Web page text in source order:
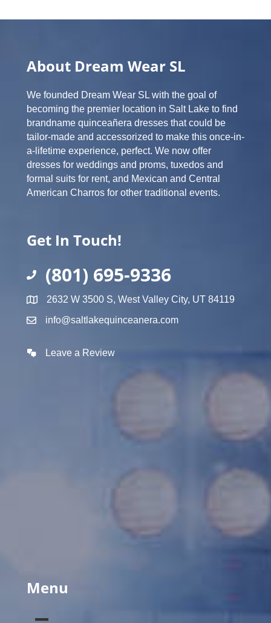
About Dream Wear SL
We founded Dream Wear SL with the goal of
becoming the premier location in Salt Lake to find
brandname quinceañera dresses that could be
tailor-made and accessorized to make this once-in-
a-lifetime experience, perfect. We now offer
dresses for weddings and proms, tuxedos and
formal suits for rent, and Mexican and Central
American Charros for other traditional events.
Get In Touch!
(801) 695-9336
2632 W 3500 S, West Valley City, UT 84119
info@saltlakequinceanera.com
Leave a Review
Menu